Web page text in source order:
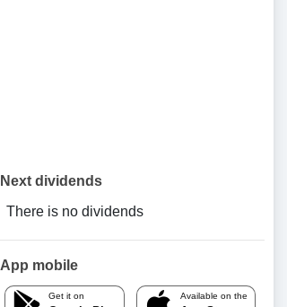
Next dividends
There is no dividends
App mobile
Get it on Available on the